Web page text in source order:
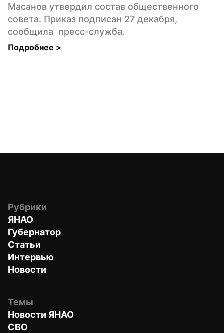
Масанов утвердил состав общественного
совета. Приказ подписан 27 декабря,
сообщила  пресс-служба.
Подробнее >
Рубрики
ЯНАО
Губернатор
Статьи
Интервью
Новости
Темы
Новости ЯНАО
СВО